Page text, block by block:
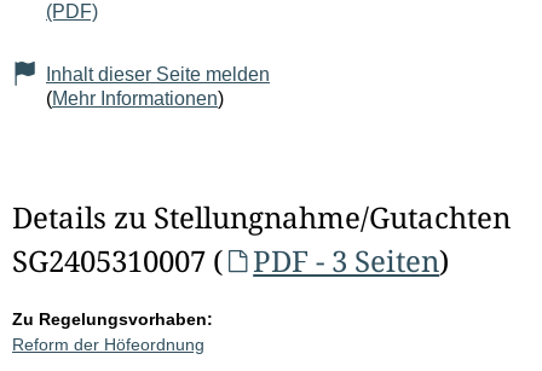
(PDF)
Inhalt dieser Seite melden
(Mehr Informationen)
Details zu Stellungnahme/Gutachten
SG2405310007 (
PDF - 3 Seiten)
Zu Regelungsvorhaben:
Reform der Höfeordnung